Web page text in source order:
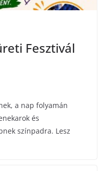
Fesztivál
a nap folyamán
és
színpadra. Lesz